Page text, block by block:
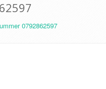
0792862597